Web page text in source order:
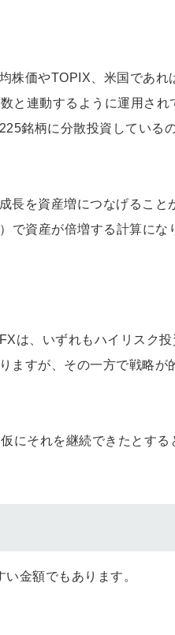
株価やTOPIX、米国であれ
と連動するように運用され
銘柄に分散投資している
長を資産増につなげること
で資産が倍増する計算にな
は、いずれもハイリスク投
ますが、その一方で戦略が
にそれを継続できたとする
金額でもあります。